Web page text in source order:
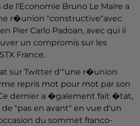
l'Economie Bruno Le Maire a
r�union "constructive"avec
Pier Carlo Padoan, avec qui il
un compromis sur les
France.
sur Twitter d'"une r�union
repris mot pour mot par son
dernier a �galement fait �tat,
"pas en avant" en vue d'un
du sommet franco-